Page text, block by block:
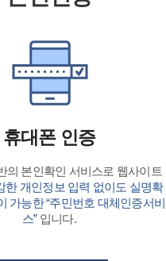
휴대폰 인증
의 본인확인 서비스로 웹사이트
한 개인정보 입력 없이도 실명확
가능한 “주민번호 대체인증서비
스”입니다.